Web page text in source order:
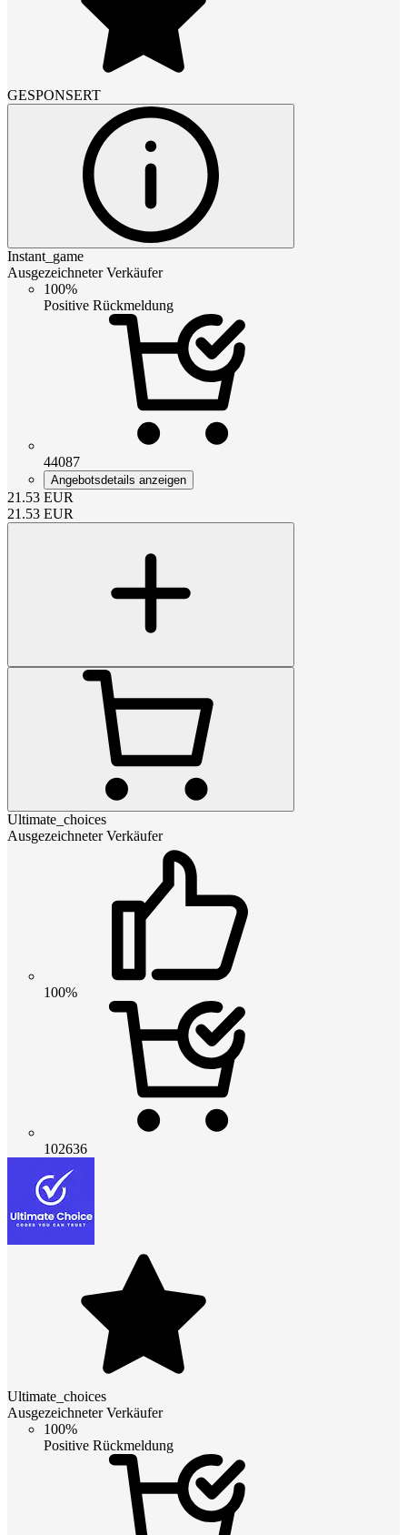
GESPONSERT
Instant_game
Ausgezeichneter Verkäufer
100%
Positive Rückmeldung
44087
Angebotsdetails anzeigen
21.53 EUR
21.53 EUR
Ultimate_choices
Ausgezeichneter Verkäufer
100%
102636
Ultimate_choices
Ausgezeichneter Verkäufer
100%
Positive Rückmeldung